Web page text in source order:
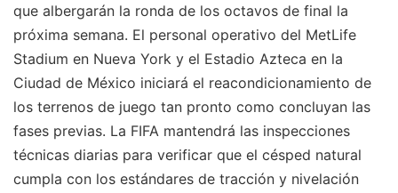
que albergarán la ronda de los octavos de final la
próxima semana. El personal operativo del MetLife
Stadium en Nueva York y el Estadio Azteca en la
Ciudad de México iniciará el reacondicionamiento de
los terrenos de juego tan pronto como concluyan las
fases previas. La FIFA mantendrá las inspecciones
técnicas diarias para verificar que el césped natural
cumpla con los estándares de tracción y nivelación